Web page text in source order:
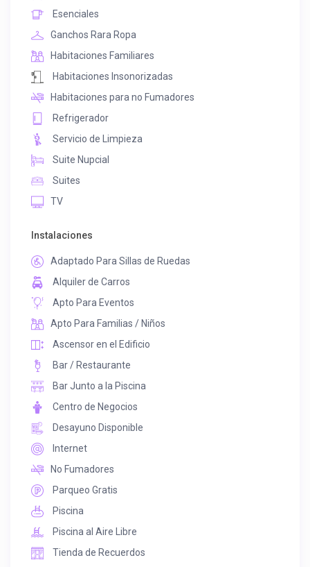
Esenciales
Ganchos Rara Ropa
Habitaciones Familiares
Habitaciones Insonorizadas
Habitaciones para no Fumadores
Refrigerador
Servicio de Limpieza
Suite Nupcial
Suites
TV
Instalaciones
Adaptado Para Sillas de Ruedas
Alquiler de Carros
Apto Para Eventos
Apto Para Familias / Niños
Ascensor en el Edificio
Bar / Restaurante
Bar Junto a la Piscina
Centro de Negocios
Desayuno Disponible
Internet
No Fumadores
Parqueo Gratis
Piscina
Piscina al Aire Libre
Tienda de Recuerdos